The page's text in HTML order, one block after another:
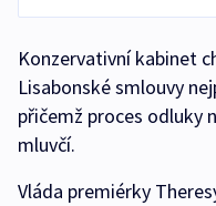
Konzervativní kabinet
Lisabonské smlouvy
přičemž proces odluky
mluvčí.
Vláda premiérky